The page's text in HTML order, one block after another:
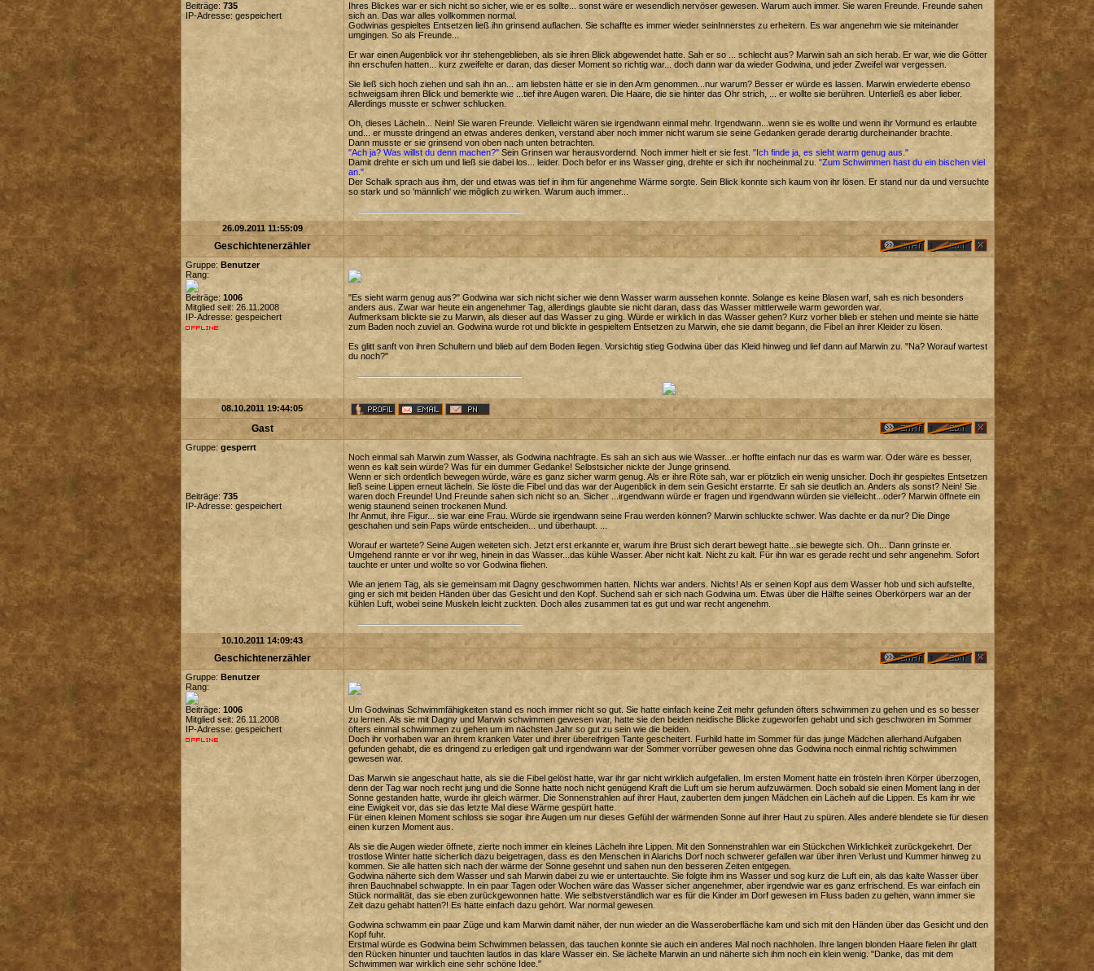
Beiträge: 735
IP-Adresse: gespeichert
Ihres Blickes war er sich nicht so sicher, wie er es sollte... sonst wäre er wesendlich nervöser gewesen. Warum auch immer. Sie waren Freunde. Freunde sahen
sich an. Das war alles vollkommen normal.
Godwinas gespieltes Entsetzen ließ ihn grinsend auflachen. Sie schaffte es immer wieder seinInnerstes zu erheitern. Es war angenehm wie sie miteinander
umgingen. So als Freunde...
Er war einen Augenblick vor ihr stehengeblieben, als sie ihren Blick abgewendet hatte. Sah er so ... schlecht aus? Marwin sah an sich herab. Er war, wie die Götter
ihn erschufen hatten... kurz zweifelte er daran, das dieser Moment so richtig war... doch dann war da wieder Godwina, und jeder Zweifel war vergessen.
Sie ließ sich hoch ziehen und sah ihn an... am liebsten hätte er sie in den Arm genommen...nur warum? Besser er würde es lassen. Marwin erwiederte ebenso
schweigsam ihren Blick und bemerkte wie ...tief ihre Augen waren. Die Haare, die sie hinter das Ohr strich, ... er wollte sie berühren. Unterließ es aber lieber.
Allerdings musste er schwer schlucken.
Oh, dieses Lächeln... Nein! Sie waren Freunde. Vielleicht wären sie irgendwann einmal mehr. Irgendwann...wenn sie es wollte und wenn ihr Vormund es erlaubte
und... er musste dringend an etwas anderes denken, verstand aber noch immer nicht warum sie seine Gedanken gerade derartig durcheinander brachte.
Dann musste er sie grinsend von oben nach unten betrachten.
"Ach ja? Was willst du denn machen?"Sein Grinsen war herausvordernd. Noch immer hielt er sie fest. "Ich finde ja, es sieht warm genug aus."
Damit drehte er sich um und ließ sie dabei los... leider. Doch befor er ins Wasser ging, drehte er sich ihr nocheinmal zu. "Zum Schwimmen hast du ein bischen viel
an."
Der Schalk sprach aus ihm, der und etwas was tief in ihm für angenehme Wärme sorgte. Sein Blick konnte sich kaum von ihr lösen. Er stand nur da und versuchte
so stark und so 'männlich' wie möglich zu wirken. Warum auch immer...
26.09.2011 11:55:09
Geschichtenerzähler
Gruppe: Benutzer
Rang:
Beiträge: 1006
Mitglied seit: 26.11.2008
IP-Adresse: gespeichert
"Es sieht warm genug aus?" Godwina war sich nicht sicher wie denn Wasser warm aussehen konnte. Solange es keine Blasen warf, sah es nich besonders
anders aus. Zwar war heute ein angenehmer Tag, allerdings glaubte sie nicht daran, dass das Wasser mittlerweile warm geworden war.
Aufmerksam blickte sie zu Marwin, als dieser auf das Wasser zu ging. Würde er wirklich in das Wasser gehen? Kurz vorher blieb er stehen und meinte sie hätte
zum Baden noch zuviel an. Godwina wurde rot und blickte in gespieltem Entsetzen zu Marwin, ehe sie damit begann, die Fibel an ihrer Kleider zu lösen.
Es glitt sanft von ihren Schultern und blieb auf dem Boden liegen. Vorsichtig stieg Godwina über das Kleid hinweg und lief dann auf Marwin zu. "Na? Worauf wartest
du noch?"
08.10.2011 19:44:05
Gast
Gruppe: gesperrt
Beiträge: 735
IP-Adresse: gespeichert
Noch einmal sah Marwin zum Wasser, als Godwina nachfragte. Es sah an sich aus wie Wasser...er hoffte einfach nur das es warm war. Oder wäre es besser,
wenn es kalt sein würde? Was für ein dummer Gedanke! Selbstsicher nickte der Junge grinsend.
Wenn er sich ordentlich bewegen würde, wäre es ganz sicher warm genug. Als er ihre Röte sah, war er plötzlich ein wenig unsicher. Doch ihr gespieltes Entsetzen
ließ seine Lippen erneut lächeln. Sie löste die Fibel und das war der Augenblick in dem sein Gesicht erstarrte. Er sah sie deutlich an. Anders als sonst? Nein! Sie
waren doch Freunde! Und Freunde sahen sich nicht so an. Sicher ...irgendwann würde er fragen und irgendwann würden sie vielleicht...oder? Marwin öffnete ein
wenig staunend seinen trockenen Mund.
Ihr Anmut, ihre Figur... sie war eine Frau. Würde sie irgendwann seine Frau werden können? Marwin schluckte schwer. Was dachte er da nur? Die Dinge
geschahen und sein Paps würde entscheiden... und überhaupt. ...
Worauf er wartete? Seine Augen weiteten sich. Jetzt erst erkannte er, warum ihre Brust sich derart bewegt hatte...sie bewegte sich. Oh... Dann grinste er.
Umgehend rannte er vor ihr weg, hinein in das Wasser...das kühle Wasser. Aber nicht kalt. Nicht zu kalt. Für ihn war es gerade recht und sehr angenehm. Sofort
tauchte er unter und wollte so vor Godwina fliehen.
Wie an jenem Tag, als sie gemeinsam mit Dagny geschwommen hatten. Nichts war anders. Nichts! Als er seinen Kopf aus dem Wasser hob und sich aufstellte,
ging er sich mit beiden Händen über das Gesicht und den Kopf. Suchend sah er sich nach Godwina um. Etwas über die Hälfte seines Oberkörpers war an der
kühlen Luft, wobei seine Muskeln leicht zuckten. Doch alles zusammen tat es gut und war recht angenehm.
10.10.2011 14:09:43
Geschichtenerzähler
Gruppe: Benutzer
Rang:
Beiträge: 1006
Mitglied seit: 26.11.2008
IP-Adresse: gespeichert
Um Godwinas Schwimmfähigkeiten stand es noch immer nicht so gut. Sie hatte einfach keine Zeit mehr gefunden öfters schwimmen zu gehen und es so besser
zu lernen. Als sie mit Dagny und Marwin schwimmen gewesen war, hatte sie den beiden neidische Blicke zugeworfen gehabt und sich geschworen im Sommer
öfters einmal schwimmen zu gehen um im nächsten Jahr so gut zu sein wie die beiden.
Doch ihr vorhaben war an ihrem kranken Vater und ihrer übereifrigen Tante gescheitert. Furhild hatte im Sommer für das junge Mädchen allerhand Aufgaben
gefunden gehabt, die es dringend zu erledigen galt und irgendwann war der Sommer vorrüber gewesen ohne das Godwina noch einmal richtig schwimmen
gewesen war.
Das Marwin sie angeschaut hatte, als sie die Fibel gelöst hatte, war ihr gar nicht wirklich aufgefallen. Im ersten Moment hatte ein frösteln ihren Körper überzogen,
denn der Tag war noch recht jung und die Sonne hatte noch nicht genügend Kraft die Luft um sie herum aufzuwärmen. Doch sobald sie einen Moment lang in der
Sonne gestanden hatte, wurde ihr gleich wärmer. Die Sonnenstrahlen auf ihrer Haut, zauberten dem jungen Mädchen ein Lächeln auf die Lippen. Es kam ihr wie
eine Ewigkeit vor, das sie das letzte Mal diese Wärme gespürt hatte.
Für einen kleinen Moment schloss sie sogar ihre Augen um nur dieses Gefühl der wärmenden Sonne auf ihrer Haut zu spüren. Alles andere blendete sie für diesen
einen kurzen Moment aus.
Als sie die Augen wieder öffnete, zierte noch immer ein kleines Lächeln ihre Lippen. Mit den Sonnenstrahlen war ein Stückchen Wirklichkeit zurückgekehrt. Der
trostlose Winter hatte sicherlich dazu beigetragen, dass es den Menschen in Alarichs Dorf noch schwerer gefallen war über ihren Verlust und Kummer hinweg zu
kommen. Sie alle hatten sich nach der wärme der Sonne gesehnt und sahen nun den besseren Zeiten entgegen.
Godwina näherte sich dem Wasser und sah Marwin dabei zu wie er untertauchte. Sie folgte ihm ins Wasser und sog kurz die Luft ein, als das kalte Wasser über
ihren Bauchnabel schwappte. In ein paar Tagen oder Wochen wäre das Wasser sicher angenehmer, aber irgendwie war es ganz erfrischend. Es war einfach ein
Stück normalität, das sie eben zurückgewonnen hatte. Wie selbstverständlich war es für die Kinder im Dorf gewesen im Fluss baden zu gehen, wann immer sie
Zeit dazu gehabt hatten?! Es hatte einfach dazu gehört. War normal gewesen.
Godwina schwamm ein paar Züge und kam Marwin damit näher, der nun wieder an die Wasseroberfläche kam und sich mit den Händen über das Gesicht und den
Kopf fuhr.
Erstmal würde es Godwina beim Schwimmen belassen, das tauchen konnte sie auch ein anderes Mal noch nachholen. Ihre langen blonden Haare fielen ihr glatt
den Rücken hinunter und tauchten lautlos in das klare Wasser ein. Sie lächelte Marwin an und näherte sich ihm noch ein klein wenig. "Danke, das mit dem
Schwimmen war wirklich eine sehr schöne Idee."